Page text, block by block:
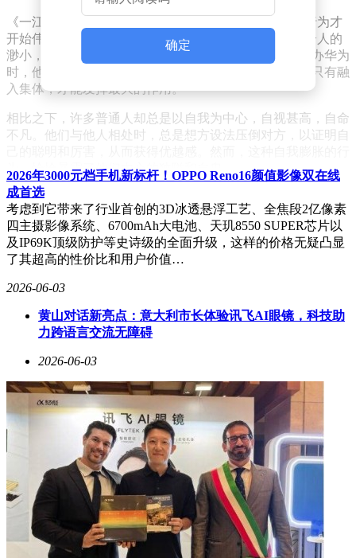
《一江春水向东流》中有句话：“人感知自己的渺小，行为才
开始伟大。”这句话用在任正非身上恰如其分。他深知个人的
渺小，明白组织的力量和众人的力量才是无穷的。在创办华为
时，他就领悟到，个人在历史长河中只是渺小的存在，只有融
入集体，才能发挥最大的作用。
相比之下，许多普通人却总是以自我为中心，自视甚高，自命
不凡。他们与他人相处时，总是想方设法压倒对方，以证明自
为，恰恰暴露了他们内心的狭隘和自卑。
古人作画，强调天人合一的境界，将天、云、山、水画得宏
大，而人则画得渺小。这体现了古人的敬畏心，他们明白人是
渺小的，是天地自然的一部分。而肤浅的人，却总是把自己摆
在宇宙的中心，自以为高明，容易犯下“蚂蚁缘槐夸大国，蚍
蜉撼树谈何易”的错误。
见不得人好，见不得人高明，这就是小人之心。《一代宗师》
中有句台词：“一个人要往远处看，过了山，眼界就开阔
了。”这句话深刻揭示了平庸之辈的狭隘和认知局限。他们往
界。他深知，一个人的力量是有限的，只有融入集体，才能发
挥最大的作用。他能够将个人的个性融入集体的共性，带动大
家形成协作组织，形成翻江倒海的伟大力量。这种境界，是许
多老板难以企及的。
现在很多人提到任正非，就会想到“财散人聚”。然而，这其实
是对任正非的误解。他分钱的高明之处，在于能够把钱分好，
让集体劳动创造的财富得到合理的分配。他自己并没有多少钱
去分配，他的无私在于公平公正，不亲不疏，赏罚分明，杀伐
果断。
确定
2026年3000元档手机新标杆！OPPO Reno16颜值影像双在线
成首选
考虑到它带来了行业首创的3D冰透悬浮工艺、全焦段2亿像素
四主摄影像系统、6700mAh大电池、天玑8550 SUPER芯片以
及IP69K顶级防护等史诗级的全面升级，这样的价格无疑凸显
了其超高的性价比和用户价值…
2026-06-03
黄山对话新亮点：意大利市长体验讯飞AI眼镜，科技助
力跨语言交流无障碍
2026-06-03